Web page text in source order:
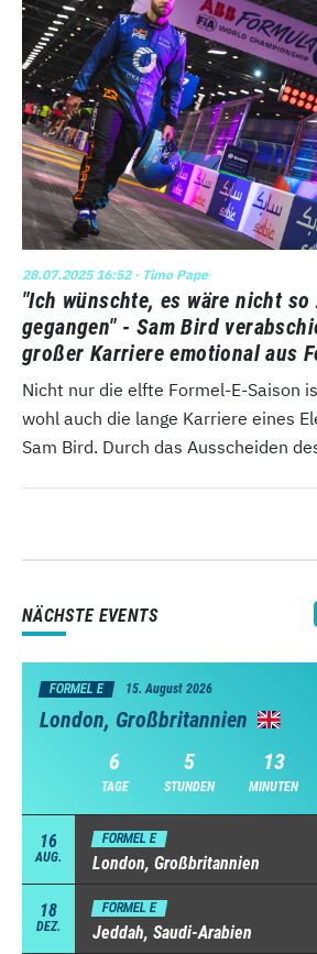
28.07.2025 16:52· Timo Pape
"Ich wünschte, es wäre nicht so
gegangen" - Sam Bird
großer Karriere emotional aus
Nicht nur die elfte Formel-E-Saison
wohl auch die lange Karriere eines
Sam Bird. Durch das Ausscheiden
NÄCHSTE EVENTS
FORMEL E 15. August 2026
London, Großbritannien
6
TAGE
5
STUNDEN
13
MINUTEN
16
AUG.
FORMEL E
London, Großbritannien
18
DEZ.
FORMEL E
Jeddah, Saudi-Arabien